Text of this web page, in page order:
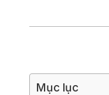
Mục lục